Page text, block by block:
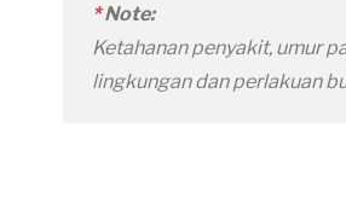
*Note:
Ketahanan penyakit, umur
lingkungan dan perlakuan